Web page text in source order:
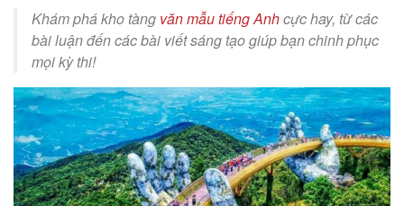
Khám phá kho tàng văn mẫu tiếng Anhcực hay, từ các
bài luận đến các bài viết sáng tạo giúp bạn chinh phục
mọi kỳ thi!